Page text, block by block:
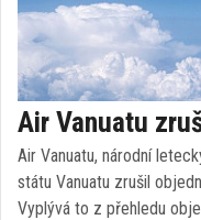
Air Vanuatu
Air Vanuatu, národní
státu Vanuatu zrušil
Vyplývá to z přehledu